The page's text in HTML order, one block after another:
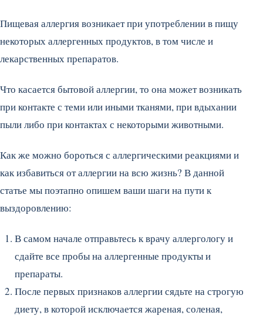
Пищевая аллергия возникает при употреблении в пищу
некоторых аллергенных продуктов, в том числе и
лекарственных препаратов.
Что касается бытовой аллергии, то она может возникать
при контакте с теми или иными тканями, при вдыхании
пыли либо при контактах с некоторыми животными.
Как же можно бороться с аллергическими реакциями и
как избавиться от аллергии на всю жизнь? В данной
статье мы поэтапно опишем ваши шаги на пути к
выздоровлению:
В самом начале отправьтесь к врачу аллергологу и
сдайте все пробы на аллергенные продукты и
препараты.
После первых признаков аллергии сядьте на строгую
диету, в которой исключается жареная, соленая,